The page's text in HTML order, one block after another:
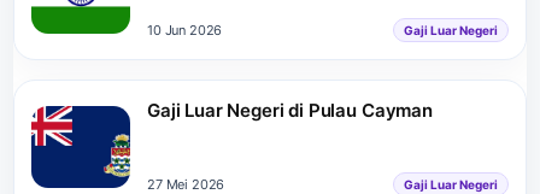
10 Jun 2026 Gaji Luar Negeri
Gaji Luar Negeri di Pulau Cayman
27 Mei 2026 Gaji Luar Negeri